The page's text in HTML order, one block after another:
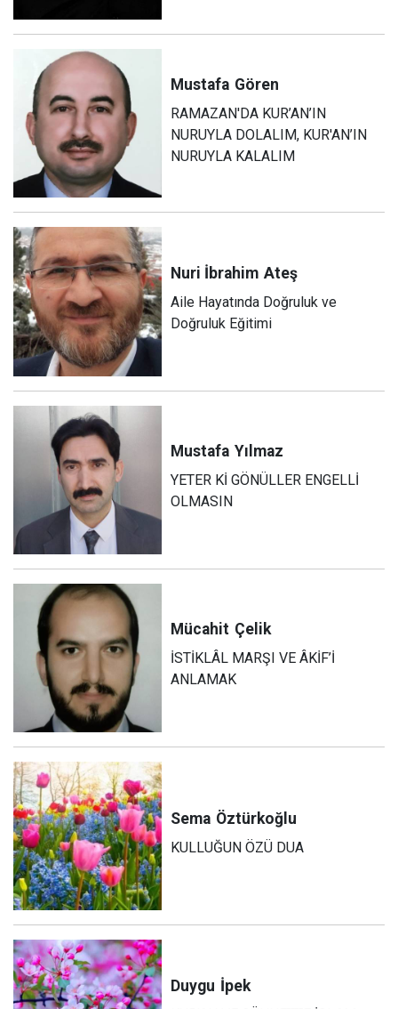
Mustafa Gören
RAMAZAN'DA KUR’AN’IN
NURUYLA DOLALIM, KUR'AN’IN
NURUYLA KALALIM
Nuri İbrahim Ateş
Aile Hayatında Doğruluk ve
Doğruluk Eğitimi
Mustafa Yılmaz
YETER Kİ GÖNÜLLER ENGELLİ
OLMASIN
Mücahit Çelik
İSTİKLÂL MARŞI VE ÂKİF’İ
ANLAMAK
Sema Öztürkoğlu
KULLUĞUN ÖZÜ DUA
Duygu İpek